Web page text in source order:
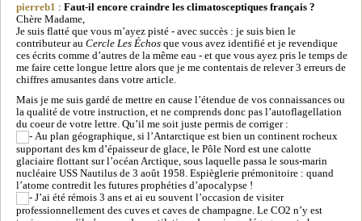
pierreb1 : Faut-il encore craindre les climatosceptiques français ?
Chère Madame,
Je suis flatté que vous m’ayez pisté - avec succès : je suis bien le
contributeur au Cercle Les Échos que vous avez identifié et je revendique
ces écrits comme d’autres de la même eau - et que vous ayez pris le temps de
me faire cette longue lettre alors que je me contentais de relever 3 erreurs de
chiffres amusantes dans votre article.
Mais je me suis gardé de mettre en cause l’étendue de vos connaissances ou
la qualité de votre instruction, et ne comprends donc pas l’autoflagellation
du coeur de votre lettre. Qu’il me soit juste permis de corriger :
Au plan géographique, si l’Antarctique est bien un continent rocheux
supportant des km d’épaisseur de glace, le Pôle Nord est une calotte
glaciaire flottant sur l’océan Arctique, sous laquelle passa le sous-marin
nucléaire USS Nautilus de 3 août 1958. Espièglerie prémonitoire : quand
l’atome contredit les futures prophéties d’apocalypse !
J’ai été rémois 3 ans et ai eu souvent l’occasion de visiter
professionnellement des cuves et caves de champagne. Le CO2 n’y est